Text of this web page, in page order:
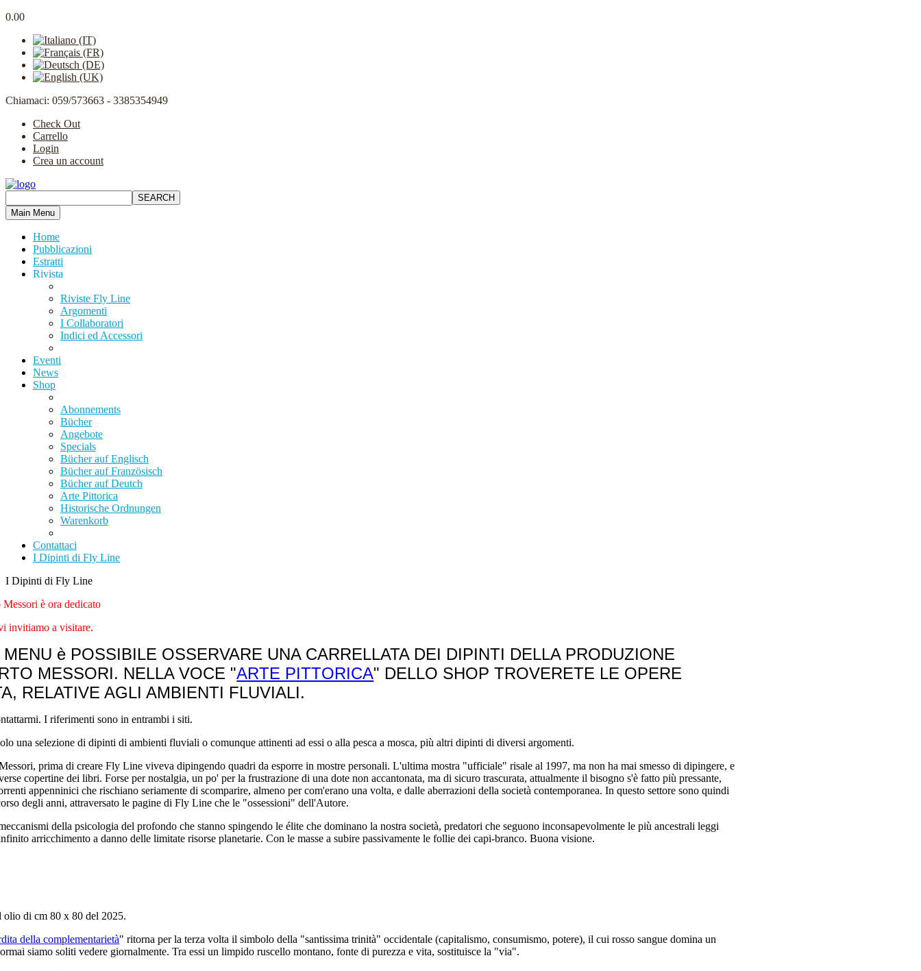
0.00
Chiamaci: 059/573663 - 3385354949
Check Out
Carrello
Login
Crea un account
Main Menu
Home
Pubblicazioni
Estratti
Rivista
Riviste Fly Line
Argomenti
I Collaboratori
Indici ed Accessori
Eventi
News
Shop
Abonnements
Bücher
Angebote
Specials
Bücher auf Englisch
Bücher auf Französisch
Bücher auf Deutch
Arte Pittorica
Historische Ordnungen
Warenkorb
Contattaci
I Dipinti di Fly Line
I Dipinti di Fly Line
è ora dedicato
invitiamo a visitare.
è POSSIBILE OSSERVARE UNA CARRELLATA DEI DIPINTI DELLA PRODUZIONE
MESSORI. NELLA VOCE "ARTE PITTORICA" DELLO SHOP TROVERETE LE OPERE
RELATIVE AGLI AMBIENTI FLUVIALI.
I riferimenti sono in entrambi i siti.
una selezione di dipinti di ambienti fluviali o comunque attinenti ad essi o alla pesca a mosca, più altri dipinti di diversi argomenti.
prima di creare Fly Line viveva dipingendo quadri da esporre in mostre personali. L'ultima mostra "ufficiale" risale al 1997, ma non ha mai smesso di dipingere, e
copertine dei libri. Forse per nostalgia, un po' per la frustrazione di una dote non accantonata, ma di sicuro trascurata, attualmente il bisogno s'è fatto più pressante,
appenninici che rischiano seriamente di scomparire, almeno per com'erano una volta, e dalle aberrazioni della società contemporanea. In questo settore sono quindi
degli anni, attraversato le pagine di Fly Line che le "ossessioni" dell'Autore.
della psicologia del profondo che stanno spingendo le élite che dominano la nostra società, predatori che seguono inconsapevolmente le più ancestrali leggi
arricchimento a danno delle limitate risorse planetarie. Con le masse a subire passivamente le follie dei capi-branco. Buona visione.
di cm 80 x 80 del 2025.
della complementarietà" ritorna per la terza volta il simbolo della "santissima trinità" occidentale (capitalismo, consumismo, potere), il cui rosso sangue domina un
siamo soliti vedere giornalmente. Tra essi un limpido ruscello montano, fonte di purezza e vita, sostituisce la "via".